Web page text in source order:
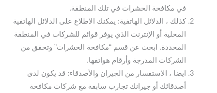
في مكافحة الحشرات في تلك المنطقة.
كذلك ، الدلائل الهاتفية: يمكنك الاطلاع على الدلائل الهاتفية
المحلية أو الإنترنت الذي يوفر قوائم للشركات في المنطقة
المحددة. ابحث عن قسم “مكافحة الحشرات” وتحقق من
الشركات المدرجة وأرقام هواتفها.
ايضا ، الاستفسار من الجيران والأصدقاء: قد يكون لدى
أصدقائك أو جيرانك تجارب سابقة مع شركات مكافحة